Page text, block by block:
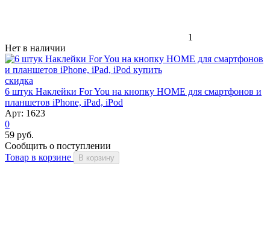
1
Нет в наличии
скидка
6 штук Наклейки For You на кнопку HOME для смартфонов и
планшетов iPhone, iPad, iPod
Арт: 1623
0
59 руб.
Сообщить о поступлении
Товар в корзине
В корзину